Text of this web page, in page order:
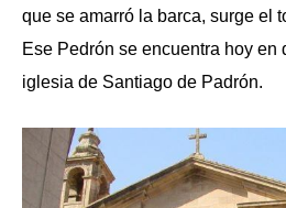
que se amarró la barca, surge el
Ese Pedrón se encuentra hoy en
iglesia de Santiago de Padrón.